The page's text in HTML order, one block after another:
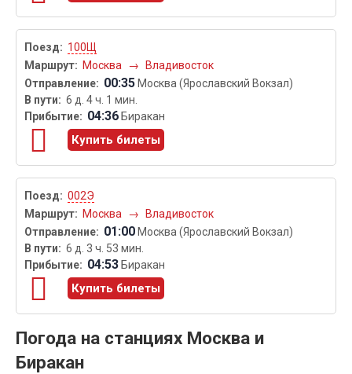
100Щ
Москва
→ Владивосток
00:35 Москва (Ярославский Вокзал)
6 д. 4 ч. 1 мин.
04:36 Биракан
Купить билеты
002Э
Москва
→ Владивосток
01:00 Москва (Ярославский Вокзал)
6 д. 3 ч. 53 мин.
04:53 Биракан
Купить билеты
Погода на станциях Москва и
Биракан